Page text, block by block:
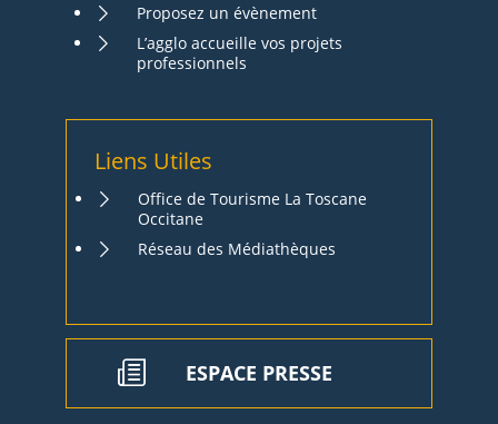
Proposez un évènement
L’agglo accueille vos projets
professionnels
Liens Utiles
Office de Tourisme La Toscane
Occitane
Réseau des Médiathèques
ESPACE PRESSE